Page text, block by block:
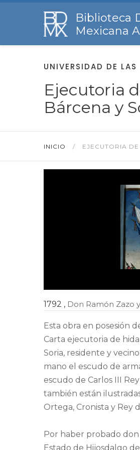
Biblioteca
Mexicana
UNIVERSIDAD DE
Ejecutoria
Bárcena y
INICIO / EJECUTORIA
1792 , Don Ramón Zazo
Esta obra en posesión
Carta ejecutoria de
Soria, residente y
mano el escudo de
escudo de Carlos III
también están
Ortega, Cronista y Rey
Por haber probado don
Estado de Hijosdalgo